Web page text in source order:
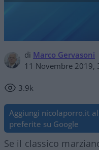
di Marco Gervasoni
11 Novembre 2019,
3.9k
Aggiungi nicolaporro.it
preferite su Google
Se il classico